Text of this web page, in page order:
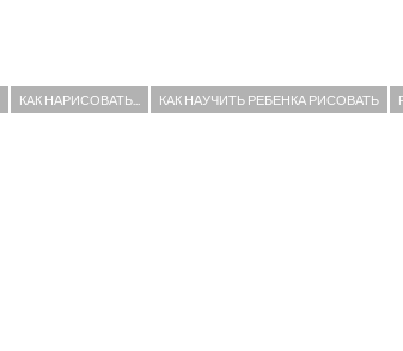
КАК НАРИСОВАТЬ... КАК НАУЧИТЬ РЕБЕНКА РИСОВАТЬ